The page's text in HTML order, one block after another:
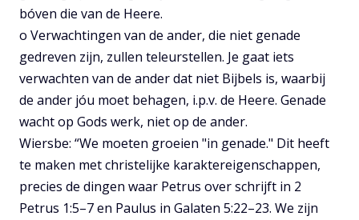
bóven die van de Heere.
o Verwachtingen van de ander, die niet genade
gedreven zijn, zullen teleurstellen. Je gaat iets
verwachten van de ander dat niet Bijbels is, waarbij
de ander jóu moet behagen, i.p.v. de Heere. Genade
wacht op Gods werk, niet op de ander.
Wiersbe: “We moeten groeien "in genade." Dit heeft
te maken met christelijke karaktereigenschappen,
precies de dingen waar Petrus over schrijft in 2
Petrus 1:5–7 en Paulus in Galaten 5:22–23. We zijn